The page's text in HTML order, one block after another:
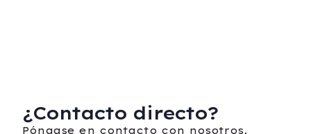
¿Contacto directo?
Póngase en contacto con nosotros.